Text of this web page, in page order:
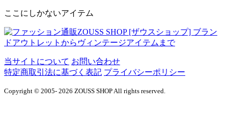
ここにしかないアイテム
当サイトについて お問い合わせ
特定商取引法に基づく表記 プライバシーポリシー
Copyright © 2005- 2026 ZOUSS SHOP All rights reserved.